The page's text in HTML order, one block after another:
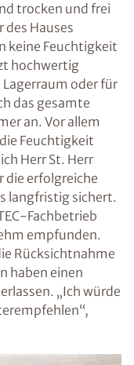
trocken und frei
des Hauses
keine Feuchtigkeit
hochwertig
oder für
das gesamte
an. Vor allem
Feuchtigkeit
Herr St. Herr
die erfolgreiche
langfristig sichert.
Fachbetrieb
empfunden.
Rücksichtnahme
haben einen
„Ich würde